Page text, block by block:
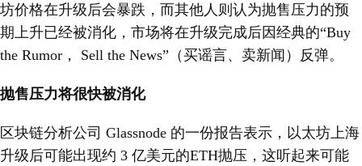
坊价格在升级后会暴跌，而其他人则认为抛售压力的预
期上升已经被消化，市场将在升级完成后因经典的“Buy
the Rumor， Sell the News”（买谣言、卖新闻）反弹。
抛售压力将很快被消化
区块链分析公司 Glassnode 的一份报告表示，以太坊上海
升级后可能出现约 3 亿美元的ETH抛压，这听起来可能